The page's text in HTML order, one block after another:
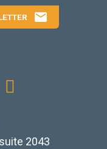
email
Instagram

2043